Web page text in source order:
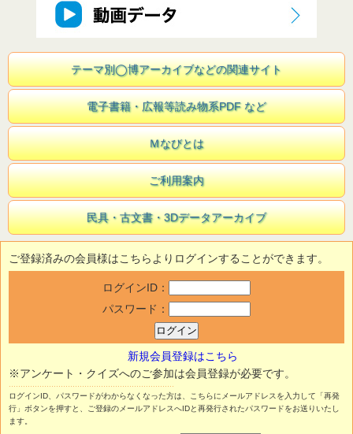
テーマ別◯博アーカイブなどの関連サイト
電子書籍・広報等読み物系PDF など
Ｍなびとは
ご利用案内
民具・古文書・3Dデータアーカイブ
ご登録済みの会員様はこちらよりログインすることができます。
ログインID：
パスワード：
新規会員登録はこちら
※アンケート・クイズへのご参加は会員登録が必要です。
ログインID、パスワードがわからなくなった方は、こちらにメールアドレスを入力して「再発
行」ボタンを押すと、ご登録のメールアドレスへIDと再発行されたパスワードをお送りいたし
ます。